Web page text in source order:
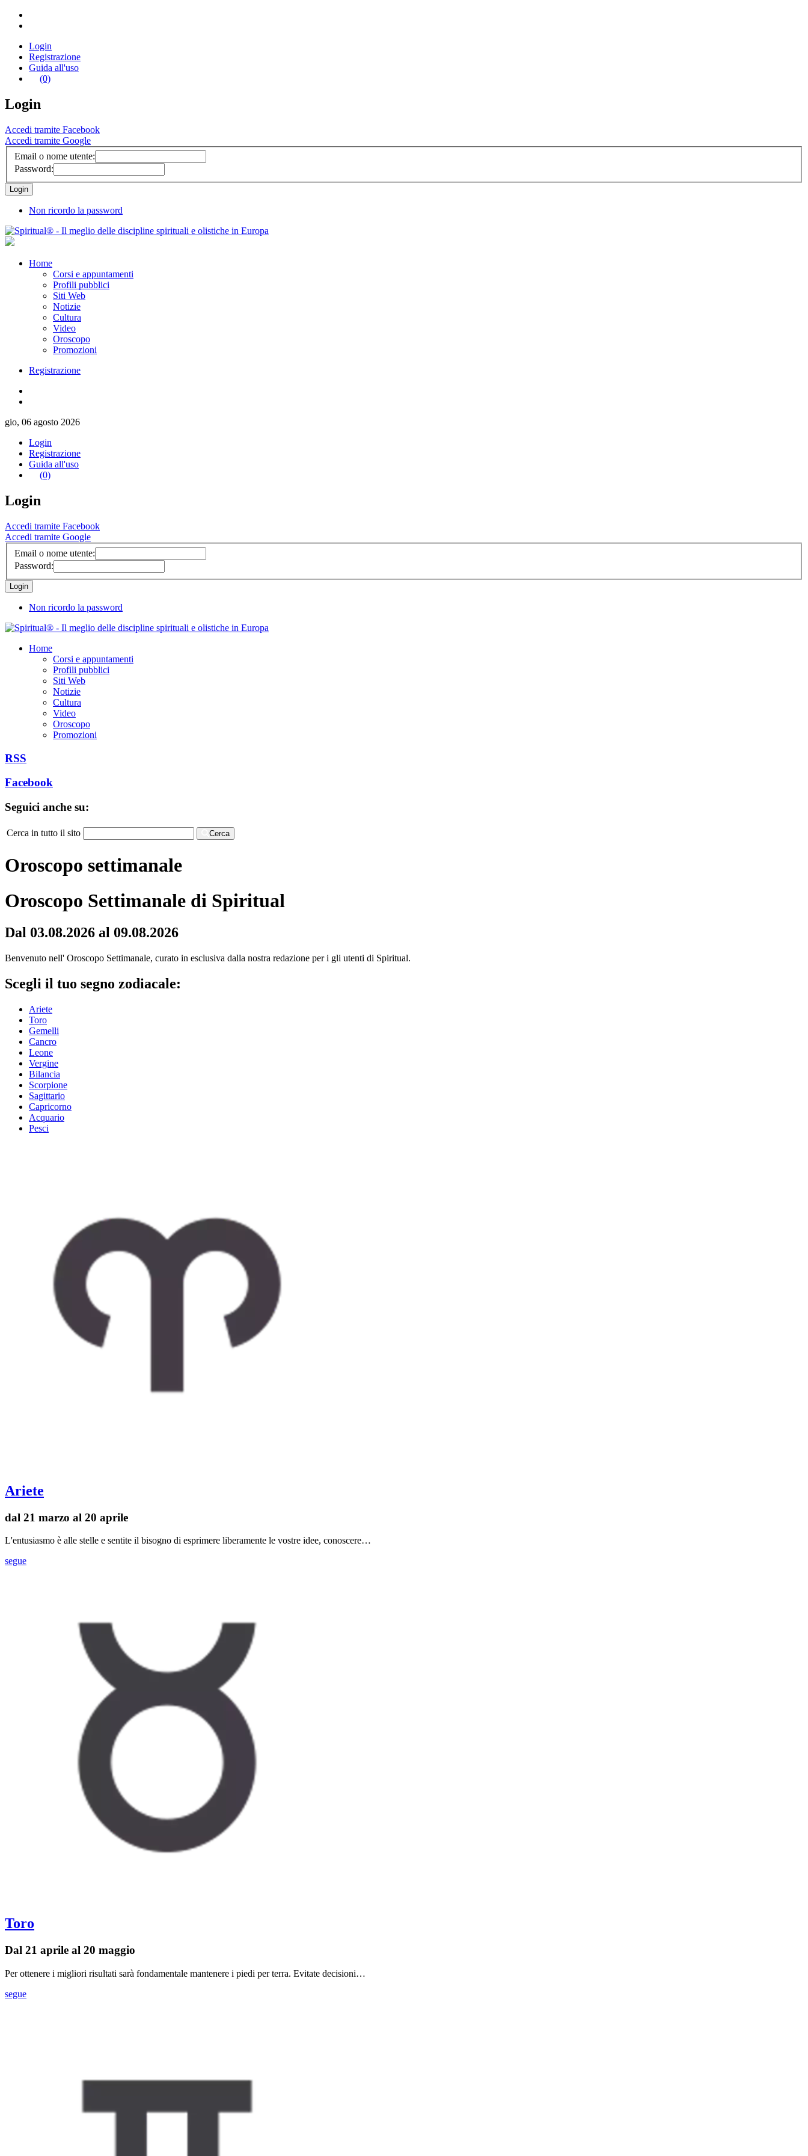
Login
Registrazione
Guida all'uso
(0)
Login
Accedi tramite Facebook
Accedi tramite Google
Email o nome utente:
Password:
Non ricordo la password
Home
Corsi e appuntamenti
Profili pubblici
Siti Web
Notizie
Cultura
Video
Oroscopo
Promozioni
Registrazione
gio, 06 agosto 2026
Login
Registrazione
Guida all'uso
(0)
Login
Accedi tramite Facebook
Accedi tramite Google
Email o nome utente:
Password:
Non ricordo la password
Home
Corsi e appuntamenti
Profili pubblici
Siti Web
Notizie
Cultura
Video
Oroscopo
Promozioni
RSS
Facebook
Seguici anche su:
Cerca in tutto il sito Cerca
Oroscopo settimanale
Oroscopo Settimanale di Spiritual
Dal 03.08.2026 al 09.08.2026
Benvenuto nell' Oroscopo Settimanale, curato in esclusiva dalla nostra redazione per i gli utenti di Spiritual.
Scegli il tuo segno zodiacale:
Ariete
Toro
Gemelli
Cancro
Leone
Vergine
Bilancia
Scorpione
Sagittario
Capricorno
Acquario
Pesci
Ariete
dal 21 marzo al 20 aprile
L'entusiasmo è alle stelle e sentite il bisogno di esprimere liberamente le vostre idee, conoscere…
segue
Toro
Dal 21 aprile al 20 maggio
Per ottenere i migliori risultati sarà fondamentale mantenere i piedi per terra. Evitate decisioni…
segue